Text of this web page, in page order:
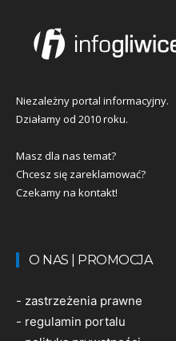
Niezależny portal informacyjny.
Działamy od 2010 roku.
Masz dla nas temat?
Chcesz się zareklamować?
Czekamy na kontakt!
O NAS | PROMOCJA
- zastrzeżenia prawne
- regulamin portalu